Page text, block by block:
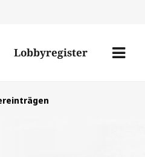
den
Lobbyregister
Menü